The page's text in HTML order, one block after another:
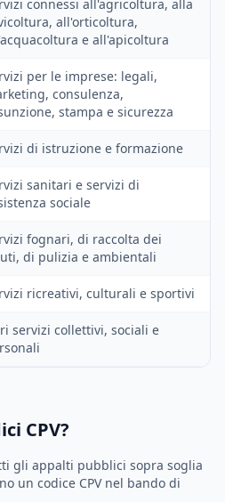
connessi all'agricoltura, alla
all'orticoltura,
e all'apicoltura
per le imprese: legali,
consulenza,
stampa e sicurezza
di istruzione e formazione
sanitari e servizi di
sociale
fognari, di raccolta dei
di pulizia e ambientali
ricreativi, culturali e sportivi
servizi collettivi, sociali e
CPV?
gli appalti pubblici sopra soglia
un codice CPV nel bando di